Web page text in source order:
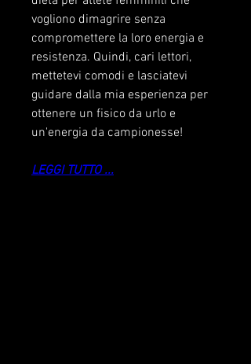
vogliono dimagrire senza
compromettere la loro energia e
resistenza. Quindi, cari lettori,
mettetevi comodi e lasciatevi
guidare dalla mia esperienza per
ottenere un fisico da urlo e
un'energia da campionesse!
LEGGI TUTTO ...